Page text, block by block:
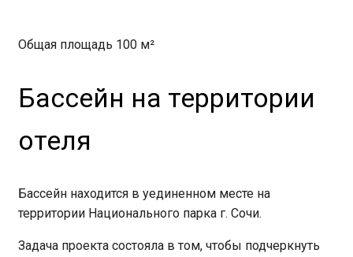
Общая площадь 100 м²
Бассейн на территории
отеля
Бассейн находится в уединенном месте на
территории Национального парка г. Сочи.
Задача проекта состояла в том, чтобы подчеркнуть